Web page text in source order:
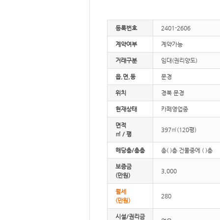
등록번호 2401-2606
계약여부 계약가능
거래구분 임대(권리양도)
읍,면,동 문경
위치 경북 문경
현재상태 카페영업중
면적
㎡ / 평
397㎡(120평)
해당층/총층 총( )층 건물중에 ( )층
보증금
(만원)
3,000
월세
(만원)
280
시설/권리금